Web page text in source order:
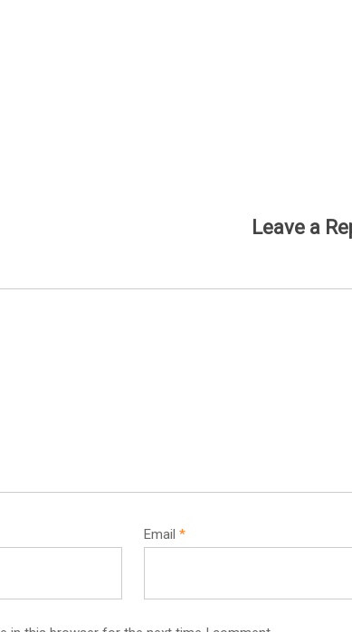
Leave a
Email *